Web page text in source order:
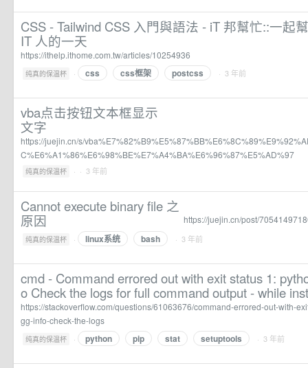
CSS - Tailwind CSS 入門與語法 - iT 邦幫忙::一起
IT 人的一天
https://ithelp.ithome.com.tw/articles/10254936
纯真的保温杯 · css css框架 postcss · 3 年前
vba点击按钮文本框显示
文字
https://juejin.cn/s/
C%E6%A1%86%E6%98%BE%E7%A4%BA%E6%96%87%E5%AD%97
纯真的保温杯 · · 3 年前
Cannot execute binary file 之
原因
https://juejin.cn/post/
纯真的保温杯 · linux系统 bash · 3 年前
cmd - Command errored out with exit status 1:
o Check the logs for full command output - while
https://stackoverflow.com/questions/61063676/command-errored-out-with-
gg-info-check-the-logs
纯真的保温杯 · python pip stat setuptools · 3 年前